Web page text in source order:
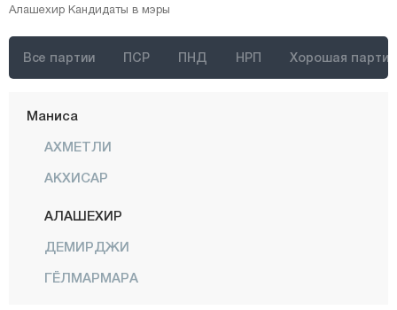
Алашехир Кандидаты в мэры
Все партии ПСР ПНД НРП Хорошая партия
Конья
Малатья
Маниса
АХМЕТЛИ
АКХИСАР
АЛАШЕХИР
ДЕМИРДЖИ
ГЁЛМАРМАРА